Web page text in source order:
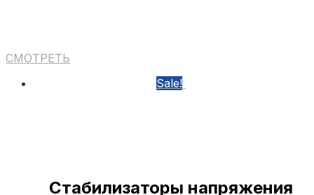
СМОТРЕТЬ
Sale!
Стабилизаторы напряжения